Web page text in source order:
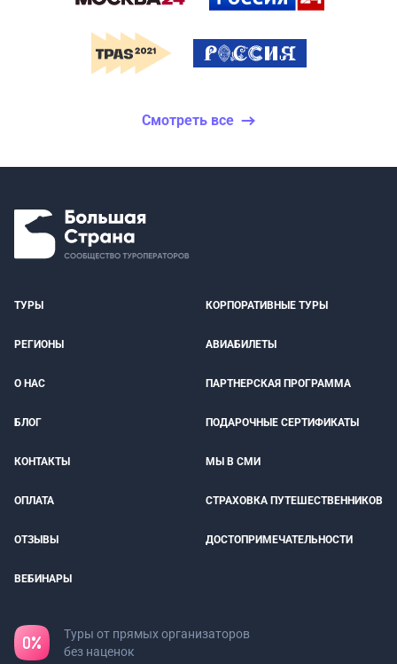
Смотреть все
ТУРЫ КОРПОРАТИВНЫЕ ТУРЫ
РЕГИОНЫ АВИАБИЛЕТЫ
О НАС ПАРТНЕРСКАЯ ПРОГРАММА
БЛОГ ПОДАРОЧНЫЕ СЕРТИФИКАТЫ
КОНТАКТЫ МЫ В СМИ
ОПЛАТА СТРАХОВКА ПУТЕШЕСТВЕННИКОВ
ОТЗЫВЫ ДОСТОПРИМЕЧАТЕЛЬНОСТИ
ВЕБИНАРЫ
Туры от прямых организаторов
без наценок